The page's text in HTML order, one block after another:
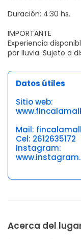
Duración: 4:30 hs.
IMPORTANTE
Experiencia
por lluvia. Sujeto a
Datos útiles
Sitio web:
Mail:
Cel: 2612635172
Instagram:
Acerca del